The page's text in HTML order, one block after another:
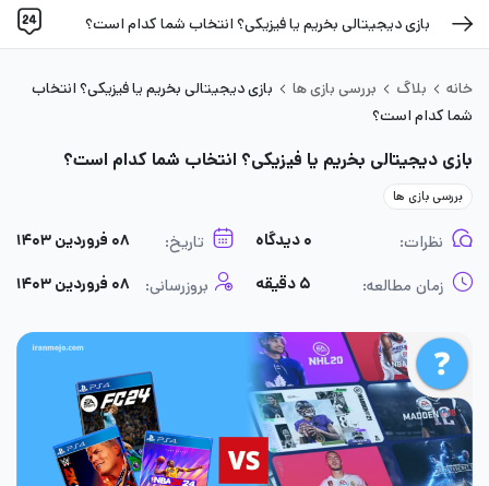
بازی دیجیتالی بخریم یا فیزیکی؟ انتخاب شما کدام است؟
خانه بلاگ بررسی بازی ها
بازی دیجیتالی بخریم یا فیزیکی؟ انتخاب
شما کدام است؟
بازی دیجیتالی بخریم یا فیزیکی؟ انتخاب شما کدام است؟
بررسی بازی ها
نظرات: ۰ دیدگاه تاریخ: ۰۸ فروردین ۱۴۰۳
زمان مطالعه: ۵ دقیقه بروزرسانی: ۰۸ فروردین ۱۴۰۳